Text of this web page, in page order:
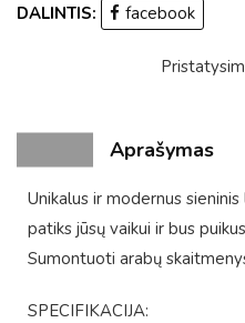
DALINTIS: facebook
Aprašymas
Unikalus ir modernus
patiks jūsų vaikui ir bus
Sumontuoti arabų
SPECIFIKACIJA: